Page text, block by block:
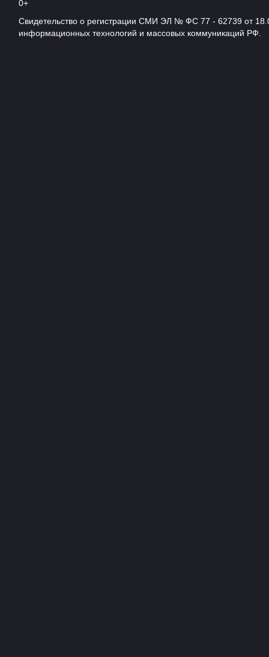
0+
Свидетельство о регистрации СМИ ЭЛ № ФС 77 - 62739 от
информационных технологий и массовых коммуникаций РФ.